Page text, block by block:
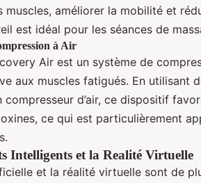
muscles, améliorer la mobilité et
est idéal pour les séances de
à Air
Air est un système de
aux muscles fatigués. En utilisant
d’air, ce dispositif
ce qui est particulièrement
Intelligents et la Realité Virtuelle
et la réalité virtuelle sont de